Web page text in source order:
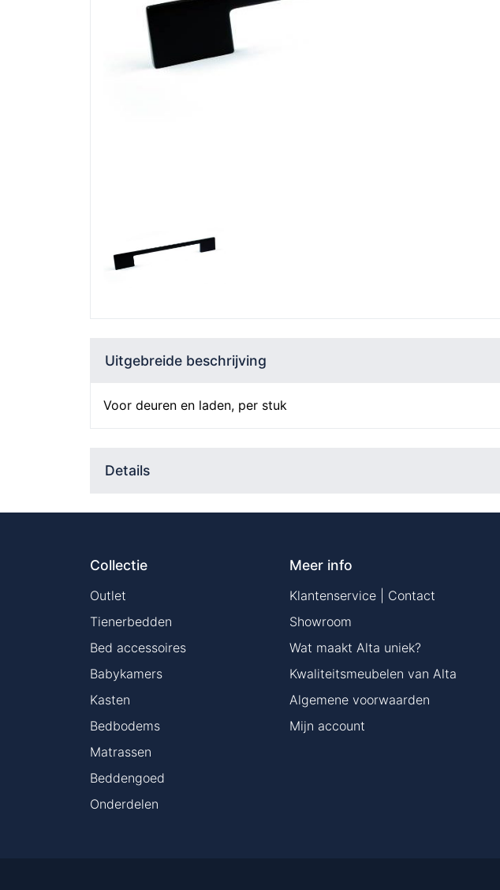
Uitgebreide beschrijving
Voor deuren en laden, per stuk
Details
Collectie
Outlet
Tienerbedden
Bed accessoires
Babykamers
Kasten
Bedbodems
Matrassen
Beddengoed
Onderdelen
Meer info
Klantenservice | Contact
Showroom
Wat maakt Alta uniek?
Kwaliteitsmeubelen van Alta
Algemene voorwaarden
Mijn account